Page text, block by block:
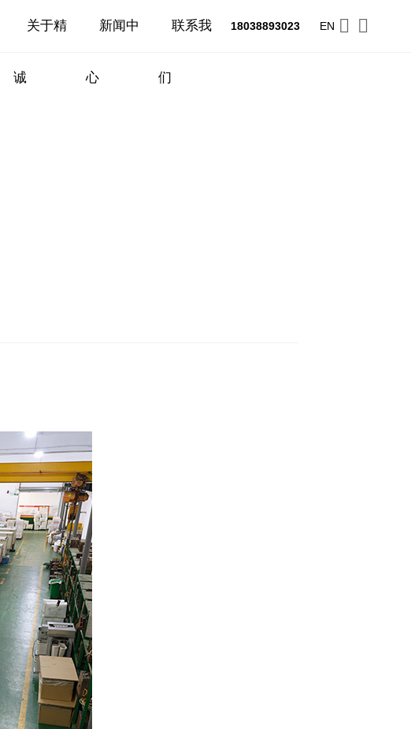
关于精
诚
新闻中
心
联系我
们
18038893023 EN